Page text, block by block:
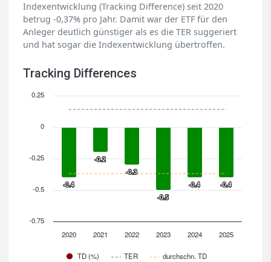
Indexentwicklung (Tracking Difference) seit 2020
betrug -0,37% pro Jahr. Damit war der ETF für den
Anleger deutlich günstiger als es die TER suggeriert
und hat sogar die Indexentwicklung übertroffen.
Tracking Differences
-0.4
-0.4
-0.2
-0.2
-0.3
-0.3
-0.5
-0.5
-0.4
-0.4 -0.4
-0.4
TD (%) TER durchschn. TD
2020 2021 2022 2023 2024 2025
-0.75
-0.5
-0.25
0
0.25